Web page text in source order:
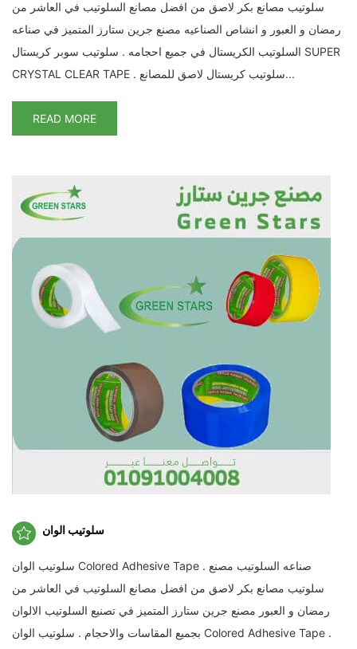
سلوتيب مصانع بكر لاصق من افضل مصانع السلوتيب في العاشر من
رمضان و العبور و انشاص الصناعيه مصنع جرين ستارز المتميز في صناعه
السلوتيب الكريستال في جميع احجامه . سلوتيب سوبر كريستال SUPER
CRYSTAL CLEAR TAPE . سلوتيب كريستال لاصق للمصانع...
READ MORE
سلوتيب الوان
سلوتيب الوان Colored Adhesive Tape . صناعه السلوتيب مصنع
سلوتيب مصانع بكر لاصق من افضل مصانع السلوتيب في العاشر من
رمضان و العبور مصنع جرين ستارز المتميز في تصنيع السلوتيب الالوان
بجميع المقاسات والاحجام . سلوتيب الوان Colored Adhesive Tape .